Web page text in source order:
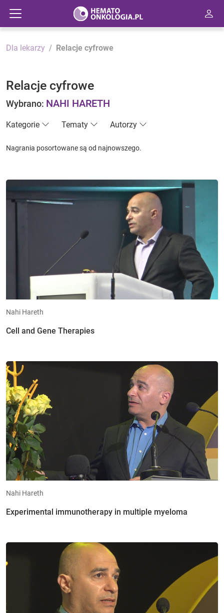
Dla lekarzy Relacje cyfrowe
Relacje cyfrowe
Wybrano: NAHI HARETH
Kategorie Tematy Autorzy
Nagrania posortowane są od najnowszego.
Nahi Hareth
Cell and Gene Therapies
Nahi Hareth
Experimental immunotherapy in multiple myeloma